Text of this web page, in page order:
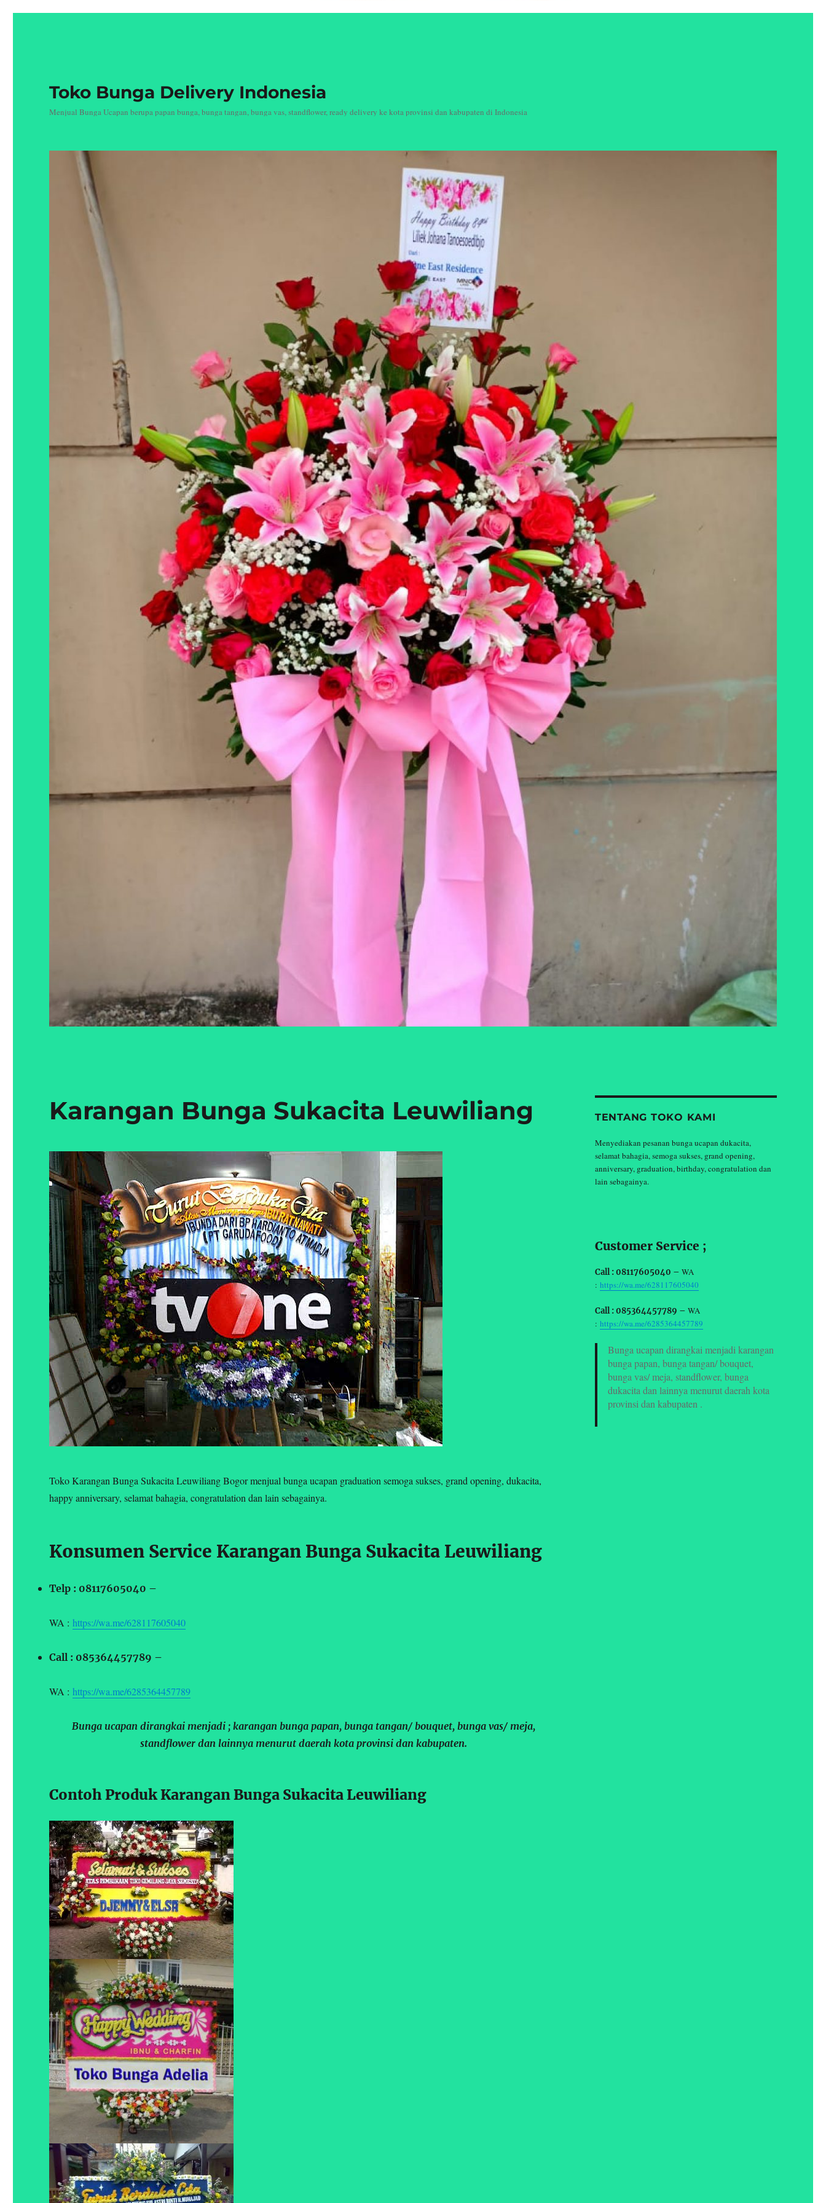
Toko Bunga Delivery Indonesia
Menjual Bunga Ucapan berupa papan bunga, bunga tangan, bunga vas, standflower, ready delivery ke kota provinsi dan kabupaten di Indonesia
Karangan Bunga Sukacita Leuwiliang
Toko Karangan Bunga Sukacita Leuwiliang Bogor menjual bunga ucapan graduation semoga sukses, grand opening, dukacita,
happy anniversary, selamat bahagia, congratulation dan lain sebagainya.
Konsumen Service Karangan Bunga Sukacita Leuwiliang
Telp : 08117605040 –
WA :https://wa.me/628117605040
Call : 085364457789 –
WA :https://wa.me/6285364457789
Bunga ucapan dirangkai menjadi ; karangan bunga papan, bunga tangan/ bouquet, bunga vas/ meja,
standflower dan lainnya menurut daerah kota provinsi dan kabupaten.
Contoh Produk Karangan Bunga Sukacita Leuwiliang
TENTANG TOKO KAMI
Menyediakan pesanan bunga ucapan dukacita,
selamat bahagia, semoga sukses, grand opening,
anniversary, graduation, birthday, congratulation dan
lain sebagainya.
Customer Service ;
Call : 08117605040 – WA
: https://wa.me/628117605040
Call : 085364457789 – WA
: https://wa.me/6285364457789
Bunga ucapan dirangkai menjadi karangan
bunga papan, bunga tangan/ bouquet,
bunga vas/ meja, standflower, bunga
dukacita dan lainnya menurut daerah kota
provinsi dan kabupaten .